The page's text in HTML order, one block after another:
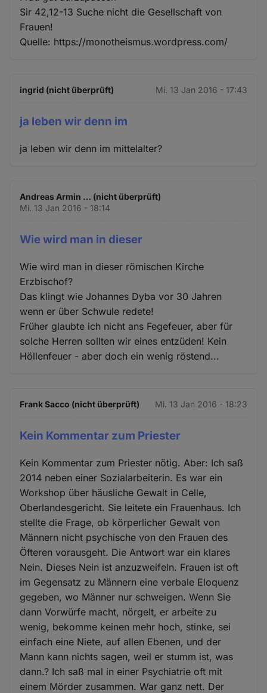
Sir 42,12-13 Suche nicht die Gesellschaft von
Frauen!
Quelle: https://monotheismus.wordpress.com/
ingrid (nicht überprüft) Mi. 13 Jan 2016 - 17:43
ja leben wir denn im
ja leben wir denn im mittelalter?
Andreas Armin … (nicht überprüft)
Mi. 13 Jan 2016 - 18:14
Wie wird man in dieser
Wie wird man in dieser römischen Kirche
Erzbischof?
Das klingt wie Johannes Dyba vor 30 Jahren
wenn er über Schwule redete!
Früher glaubte ich nicht ans Fegefeuer, aber für
solche Herren sollten wir eines entzüden! Kein
Höllenfeuer - aber doch ein wenig röstend...
Frank Sacco (nicht überprüft) Mi. 13 Jan 2016 - 18:23
Kein Kommentar zum Priester
Kein Kommentar zum Priester nötig. Aber: Ich saß
2014 neben einer Sozialarbeiterin. Es war ein
Workshop über häusliche Gewalt in Celle,
Oberlandesgericht. Sie leitete ein Frauenhaus. Ich
stellte die Frage, ob körperlicher Gewalt von
Männern nicht psychische von den Frauen des
Öfteren vorausgeht. Die Antwort war ein klares
Nein. Dieses Nein ist anzuzweifeln. Frauen ist oft
im Gegensatz zu Männern eine verbale Eloquenz
gegeben, wo Männer nur schweigen. Wenn Sie
dann Vorwürfe macht, nörgelt, er arbeite zu
wenig, bekomme keinen mehr hoch, stinke, sei
einfach eine Niete, auf allen Ebenen, und der
Mann kann nichts sagen, weil er stumm ist, was
dann.? Ich saß mal in einer Psychiatrie oft mit
einem Mörder zusammen. War ganz nett. Der